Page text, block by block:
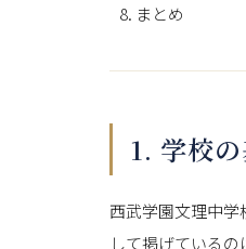
まとめ
1. 学校
西武学園文理中
して掲げている